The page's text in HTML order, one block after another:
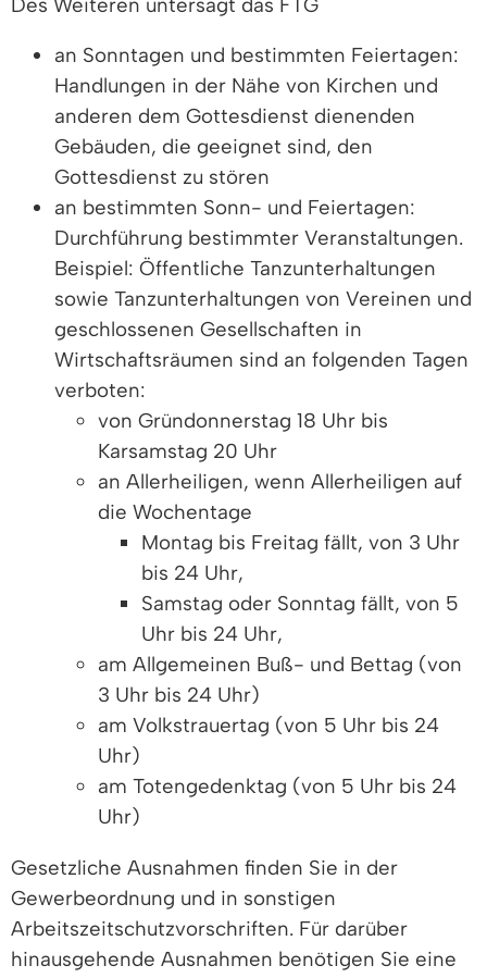
an Sonntagen und bestimmten Feiertagen:
Handlungen in der Nähe von Kirchen und
anderen dem Gottesdienst dienenden
Gebäuden, die geeignet sind, den
Gottesdienst zu stören
an bestimmten Sonn- und Feiertagen:
Durchführung bestimmter Veranstaltungen.
Beispiel: Öffentliche Tanzunterhaltungen
sowie Tanzunterhaltungen von Vereinen und
geschlossenen Gesellschaften in
Wirtschaftsräumen sind an folgenden Tagen
verboten:
von Gründonnerstag 18 Uhr bis
Karsamstag 20 Uhr
an Allerheiligen, wenn Allerheiligen auf
die Wochentage
Montag bis Freitag fällt, von 3 Uhr
bis 24 Uhr,
Samstag oder Sonntag fällt, von 5
Uhr bis 24 Uhr,
am Allgemeinen Buß- und Bettag (von
3 Uhr bis 24 Uhr)
am Volkstrauertag (von 5 Uhr bis 24
Uhr)
am Totengedenktag (von 5 Uhr bis 24
Uhr)
Gesetzliche Ausnahmen finden Sie in der
Gewerbeordnung und in sonstigen
Arbeitszeitschutzvorschriften. Für darüber
hinausgehende Ausnahmen benötigen Sie eine